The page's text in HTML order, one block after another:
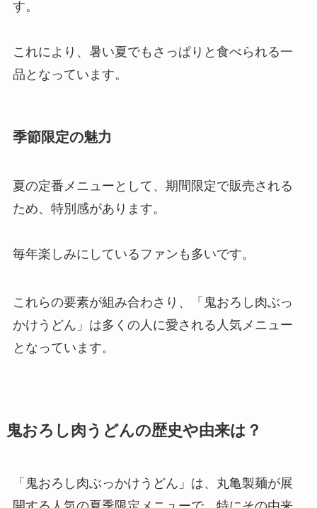
す。
これにより、暑い夏でもさっぱりと食べられる一
品となっています。
季節限定の魅力
夏の定番メニューとして、期間限定で販売される
ため、特別感があります。
毎年楽しみにしているファンも多いです。
これらの要素が組み合わさり、「鬼おろし肉ぶっ
かけうどん」は多くの人に愛される人気メニュー
となっています。
鬼おろし肉うどんの歴史や由来は？
「鬼おろし肉ぶっかけうどん」は、丸亀製麺が展